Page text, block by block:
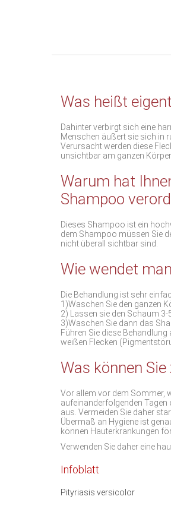
Was heißt
Dahinter verbirgt sich eine
Menschen äußert sie sich in
Verursacht werden diese
unsichtbar am ganzen
Warum hat
Shampoo
Dieses Shampoo ist ein
dem Shampoo müssen Sie
nicht überall sichtbar sind.
Wie wendet
Die Behandlung ist sehr
1)Waschen Sie den ganzen
2) Lassen sie den Schaum 3-
3)Waschen Sie dann das
Führen Sie diese
weißen Flecken
Was können
Vor allem vor dem Sommer,
aufeinanderfolgenden Tagen
aus. Vermeiden Sie daher
Übermaß an Hygiene ist
können Hauterkrankungen
Verwenden Sie daher eine
Infoblatt
Pityriasis versicolor